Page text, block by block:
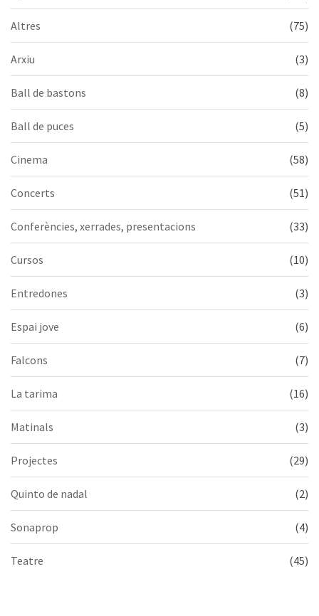
Altres (75)
Arxiu (3)
Ball de bastons (8)
Ball de puces (5)
Cinema (58)
Concerts (51)
Conferències, xerrades, presentacions (33)
Cursos (10)
Entredones (3)
Espai jove (6)
Falcons (7)
La tarima (16)
Matinals (3)
Projectes (29)
Quinto de nadal (2)
Sonaprop (4)
Teatre (45)